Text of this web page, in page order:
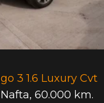
3 1.6 Luxury Cvt
Nafta, 60.000 km.